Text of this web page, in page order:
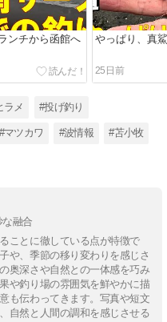
ンチから函館へ やっぱり、真
25日前
ラメ #投げ釣り
#マツカワ #波情報 #苫小牧
融合
ことに徹している点が特徴で
や、季節の移り変わりを感じさ
奥深さや自然との一体感を巧み
や釣り場の雰囲気を鮮やかに描
も伝わってきます。写真や短文
自然と人間の調和を感じさせる